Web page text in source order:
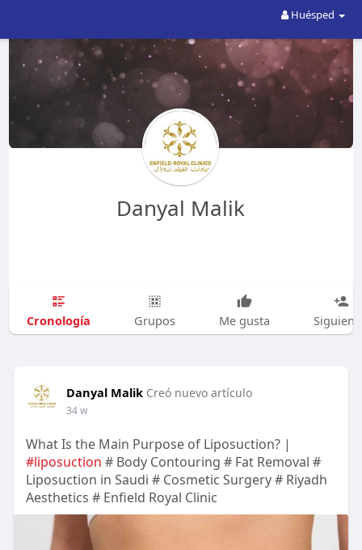
Huésped
Danyal Malik
Cronología Grupos Me gusta
Danyal Malik Creó nuevo artículo
34 w
What Is the Main Purpose of Liposuction? |
#liposuction # Body Contouring # Fat Removal #
Liposuction in Saudi # Cosmetic Surgery # Riyadh
Aesthetics # Enfield Royal Clinic